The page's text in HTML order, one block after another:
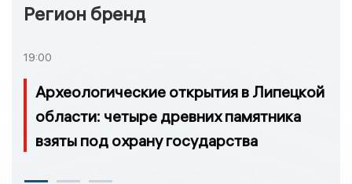
Регион бренд
19:00
Археологические открытия в Липецкой
области: четыре древних памятника
взяты под охрану государства